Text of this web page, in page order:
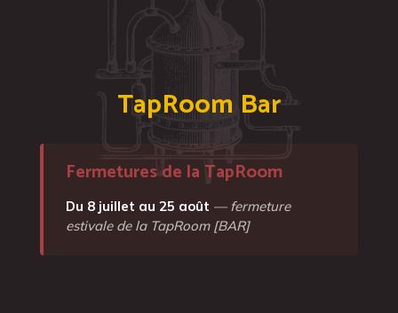
TapRoom Bar
Fermetures de la TapRoom
Du 8 juillet au 25 août — fermeture
estivale de la TapRoom [BAR]